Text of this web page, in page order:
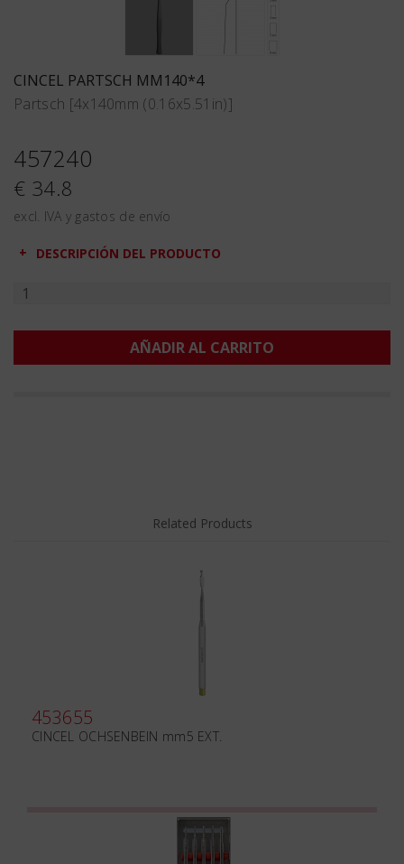
CINCEL PARTSCH MM140*4
Partsch [4x140mm (0.16x5.51in)]
457240
€ 34.8
excl. IVA y gastos de envío
DESCRIPCIÓN DEL PRODUCTO
AÑADIR AL CARRITO
Related Products
453655
CINCEL OCHSENBEIN mm5 EXT.